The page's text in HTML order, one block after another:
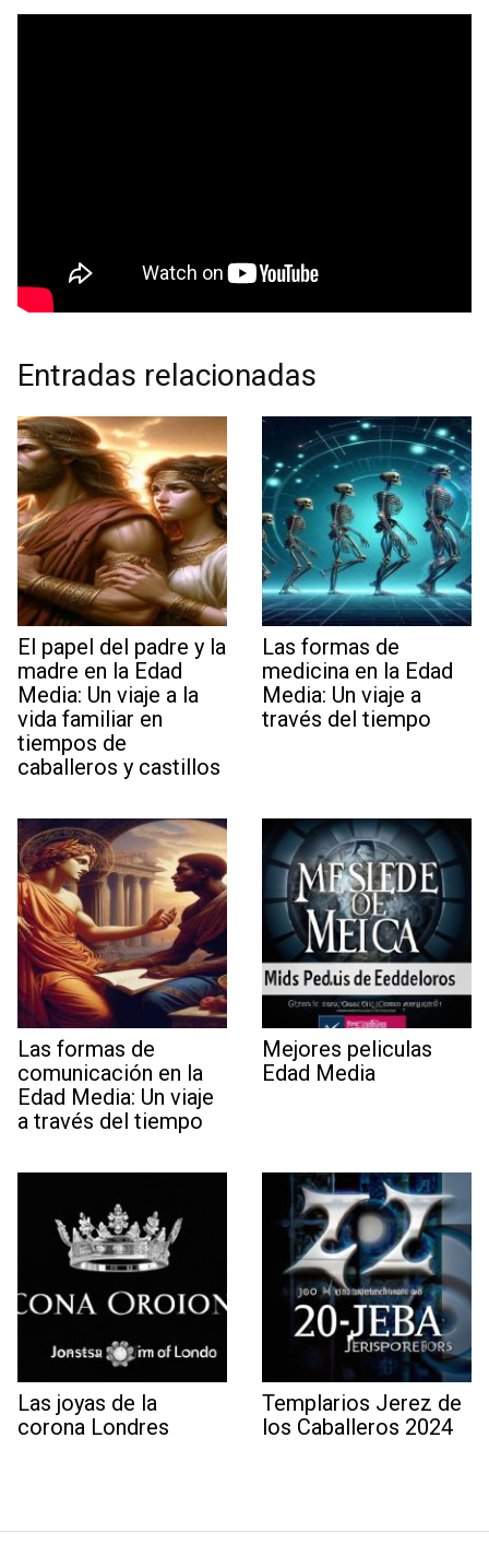
Entradas relacionadas
El papel del padre y la
madre en la Edad
Media: Un viaje a la
vida familiar en
tiempos de
caballeros y castillos
Las formas de
medicina en la Edad
Media: Un viaje a
través del tiempo
Las formas de
comunicación en la
Edad Media: Un viaje
a través del tiempo
Mejores peliculas
Edad Media
Las joyas de la
corona Londres
Templarios Jerez de
los Caballeros 2024